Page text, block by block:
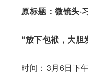
原标题：微镜头·
“放下包袱，大胆
时间：3月6日下